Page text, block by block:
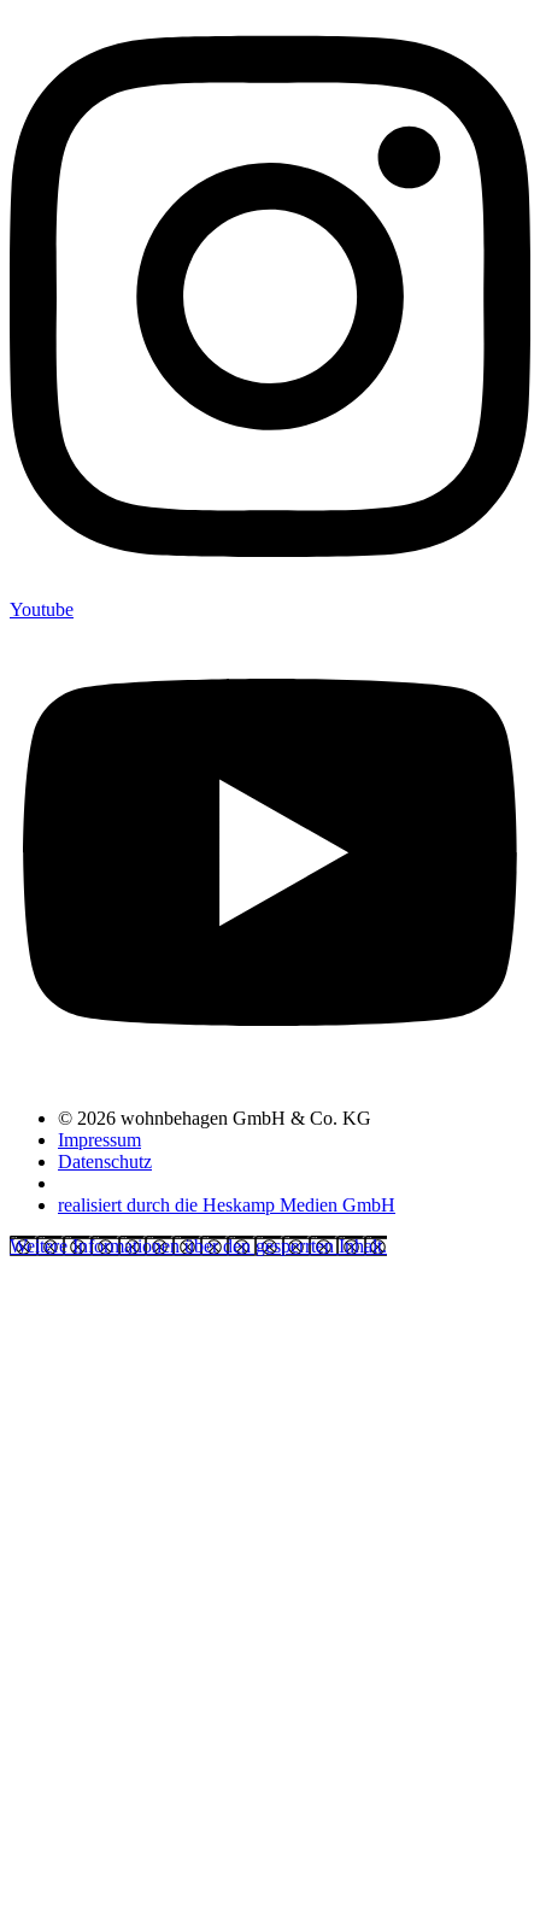
Youtube
© 2026 wohnbehagen GmbH & Co. KG
Impressum
Datenschutz
realisiert durch die Heskamp Medien GmbH
Weitere Informationen über den gesperrten Inhalt.